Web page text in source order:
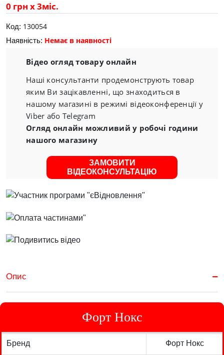
0 грн х 3міс.
Код: 130054
Наявність: Немає в наявності
Відео огляд товару онлайн
Наші консультанти продемонструють товар
яким Ви зацікавленні, що знаходиться в
нашому магазині в режимі відеоконференції у
Viber або Telegram
Огляд онлайн можливий у робочі години
нашого магазину
ЗАМОВИТИ
ВІДЕОКОНСУЛЬТАЦІЮ
Опис
Форт Нокс
Бренд Форт Нокс